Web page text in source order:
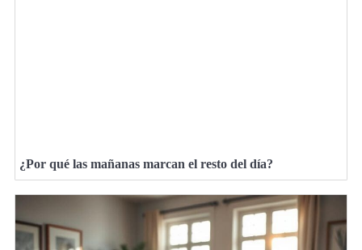
¿Por qué las mañanas marcan el resto del día?